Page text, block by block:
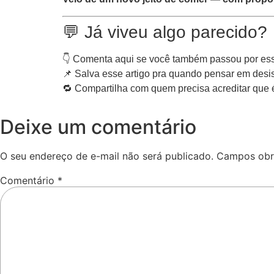
💬 Já viveu algo parecido?
👇 Comenta aqui se você também passou por
📌 Salva esse artigo pra quando pensar em
🔁 Compartilha com quem precisa acreditar
Deixe um comentário
O seu endereço de e-mail não será publicado. Campos
Comentário *